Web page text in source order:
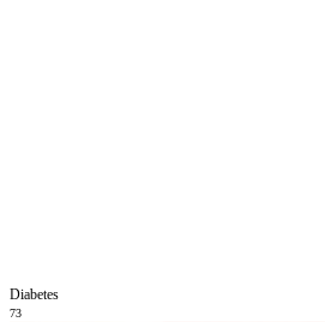
Diabetes
73